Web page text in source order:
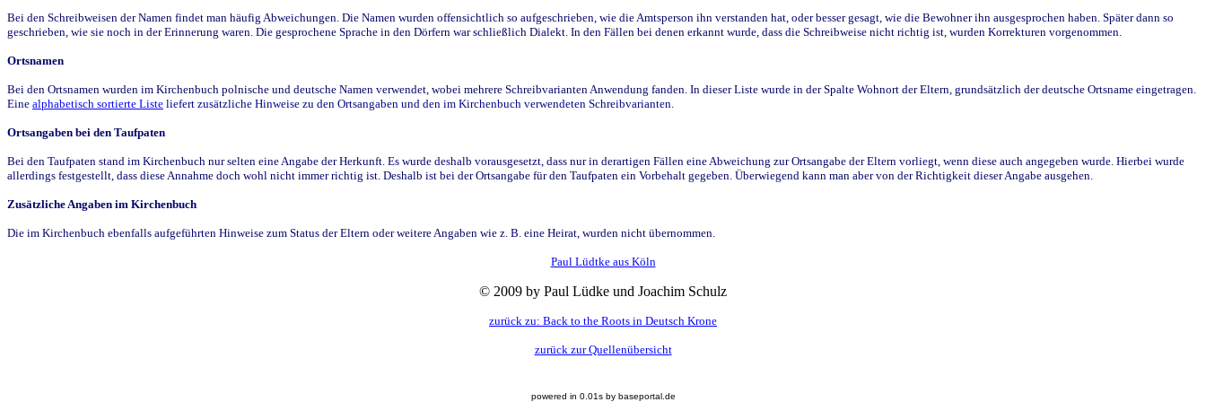
Bei den Schreibweisen der Namen findet man häufig Abweichungen. Die Namen wurden offensichtlich so aufgeschrieben, wie die Amtsperson ihn verstanden hat, oder besser gesagt, wie die Bewohner ihn ausgesprochen haben. Später dann so
geschrieben, wie sie noch in der Erinnerung waren. Die gesprochene Sprache in den Dörfern war schließlich Dialekt. In den Fällen bei denen erkannt wurde, dass die Schreibweise nicht richtig ist, wurden Korrekturen vorgenommen.
Ortsnamen
Bei den Ortsnamen wurden im Kirchenbuch polnische und deutsche Namen verwendet, wobei mehrere Schreibvarianten Anwendung fanden. In dieser Liste wurde in der Spalte Wohnort der Eltern, grundsätzlich der deutsche Ortsname eingetragen.
Eine alphabetisch sortierte Liste liefert zusätzliche Hinweise zu den Ortsangaben und den im Kirchenbuch verwendeten Schreibvarianten.
Ortsangaben bei den Taufpaten
Bei den Taufpaten stand im Kirchenbuch nur selten eine Angabe der Herkunft. Es wurde deshalb vorausgesetzt, dass nur in derartigen Fällen eine Abweichung zur Ortsangabe der Eltern vorliegt, wenn diese auch angegeben wurde. Hierbei wurde
allerdings festgestellt, dass diese Annahme doch wohl nicht immer richtig ist. Deshalb ist bei der Ortsangabe für den Taufpaten ein Vorbehalt gegeben. Überwiegend kann man aber von der Richtigkeit dieser Angabe ausgehen.
Zusätzliche Angaben im Kirchenbuch
Die im Kirchenbuch ebenfalls aufgeführten Hinweise zum Status der Eltern oder weitere Angaben wie z. B. eine Heirat, wurden nicht übernommen.
Paul Lüdtke aus Köln
© 2009 by Paul Lüdke und Joachim Schulz
zurück zu: Back to the Roots in Deutsch Krone
zurück zur Quellenübersicht
powered in 0.01s by baseportal.de